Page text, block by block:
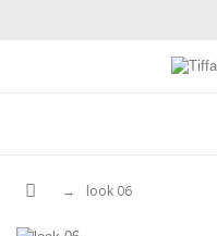
→ look 06